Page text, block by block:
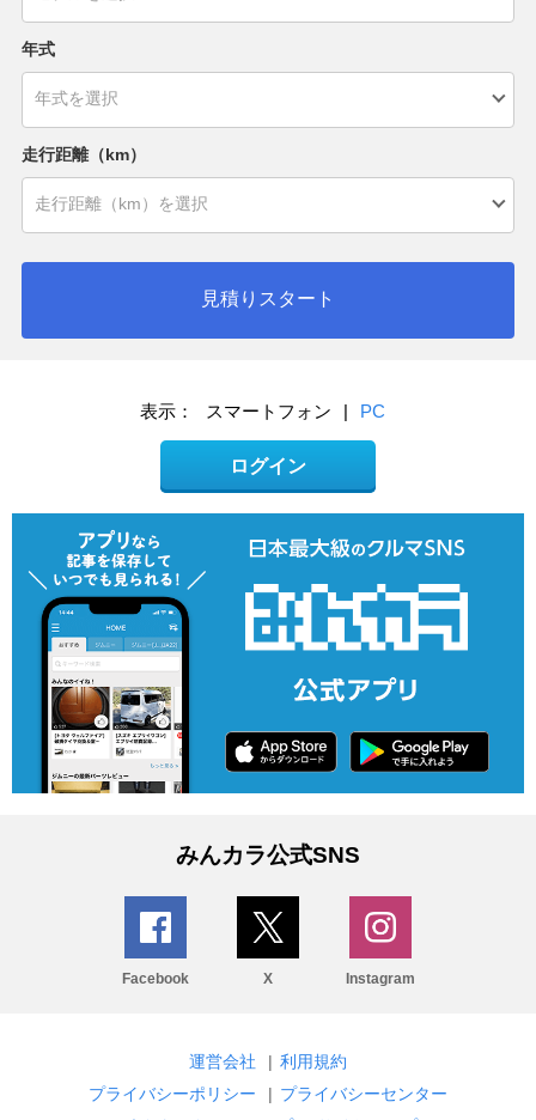
年式
走行距離（km）
見積りスタート
表示： スマートフォン | PC
ログイン
みんカラ公式SNS
Facebook X Instagram
運営会社 | 利用規約
プライバシーポリシー
| プライバシーセンター